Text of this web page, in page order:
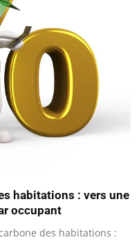
habitations : vers une
occupant
des habitations :